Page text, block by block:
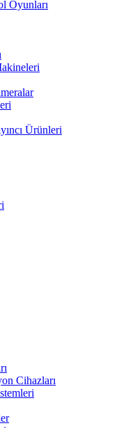
Oyunları
Ürünleri
Cihazları